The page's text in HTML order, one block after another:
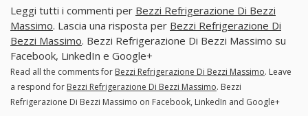
Leggi tutti i commenti per Bezzi Refrigerazione Di Bezzi
Massimo. Lascia una risposta per Bezzi Refrigerazione Di
Bezzi Massimo. Bezzi Refrigerazione Di Bezzi Massimo su
Facebook, LinkedIn e Google+
Read all the comments for Bezzi Refrigerazione Di Bezzi Massimo. Leave
a respond for Bezzi Refrigerazione Di Bezzi Massimo. Bezzi
Refrigerazione Di Bezzi Massimo on Facebook, LinkedIn and Google+